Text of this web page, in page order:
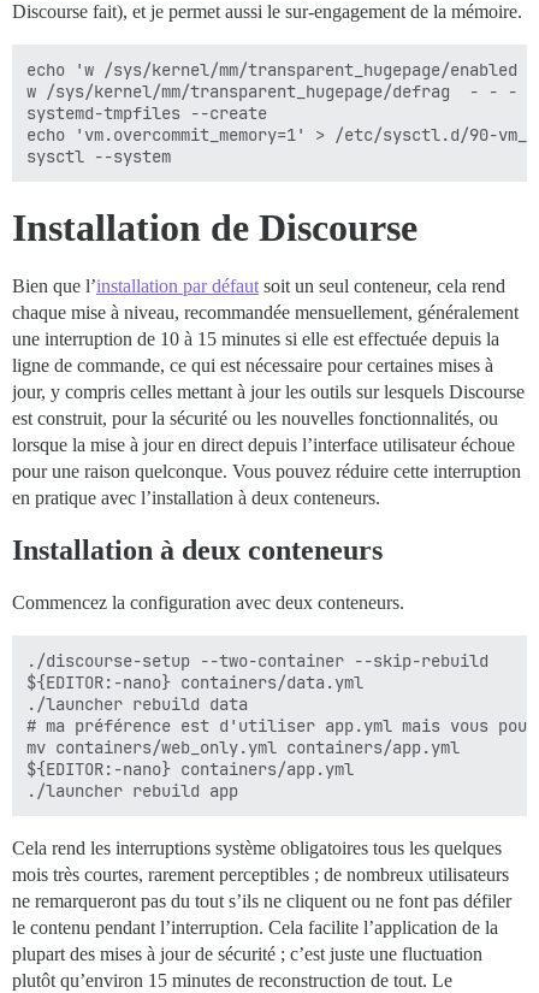
Discourse fait), et je permet aussi le sur-engagement de la mémoire.
echo 'w /sys/kernel/mm/transparent_hugepage/
w /sys/kernel/mm/transparent_hugepage/defrag  - -
systemd-tmpfiles --create
echo 'vm.overcommit_memory=1' > /etc/sysctl.d/90-
Installation de Discourse
Bien que l’installation par défaut soit un seul conteneur, cela rend
chaque mise à niveau, recommandée mensuellement, généralement
une interruption de 10 à 15 minutes si elle est effectuée depuis la
ligne de commande, ce qui est nécessaire pour certaines mises à
jour, y compris celles mettant à jour les outils sur lesquels Discourse
est construit, pour la sécurité ou les nouvelles fonctionnalités, ou
lorsque la mise à jour en direct depuis l’interface utilisateur échoue
pour une raison quelconque. Vous pouvez réduire cette interruption
en pratique avec l’installation à deux conteneurs.
Installation à deux conteneurs
Commencez la configuration avec deux conteneurs.
./discourse-setup --two-container --skip-rebuild
${EDITOR:-nano} containers/data.yml
./launcher rebuild data
# ma préférence est d'utiliser app.yml mais vous
mv containers/web_only.yml containers/app.yml
${EDITOR:-nano} containers/app.yml
Cela rend les interruptions système obligatoires tous les quelques
mois très courtes, rarement perceptibles ; de nombreux utilisateurs
ne remarqueront pas du tout s’ils ne cliquent ou ne font pas défiler
le contenu pendant l’interruption. Cela facilite l’application de la
plupart des mises à jour de sécurité ; c’est juste une fluctuation
plutôt qu’environ 15 minutes de reconstruction de tout. Le